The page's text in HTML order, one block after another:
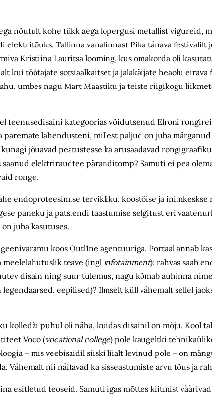
nõutult kohe tükk aega lopergusi metallist vigureid,
elektritõuks. Tallinna vanalinnast Pika tänava festivalilt
Kristiina Lauritsa looming, kus omakorda oli
kui töötajate sotsiaalkaitset ja jala­käijate heaolu eirava
umbes nagu Mart Maastiku ja teiste riigikogu
teenusedisaini kategoorias võidutsenud Elroni
lahendusteni, millest paljud on juba
jõuavad peatustesse ka arusaadavad
elektriraudtee pärandi­tomp? Samuti ei pea
ronge.
endoproteesimise tervikliku, koostöise ja inimkeskse
paneku ja patsiendi taastumise selgitust eri
juba kasutuses.
koos Outl1ne agentuuriga. Portaal annab
meelelahutuslik teave (ingl infotainment): rahvas saab
disain ning suur tulemus, nagu kõmab auhinna
eepilised)? Ilmselt küll vähemalt sellel
kolledži puhul oli näha, kuidas disainil on mõju. Kool
Voco (vocational college) pole kaugeltki
– mis veebi­saidil siiski liialt levinud pole – on
Vähemalt nii näitavad ka sisseastumiste arvu tõus ja
esitletud teoseid. Samuti igas mõttes kiitmist